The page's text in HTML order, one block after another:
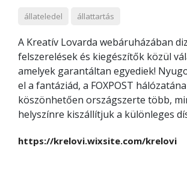
állateledel állattartás
A Kreatív Lovarda webáruházában
felszerelések és kiegészítők közül
amelyek garantáltan egyediek!
el a fantáziád, a FOXPOST
köszönhetően országszerte több,
helyszínre kiszállítjuk a különleges
https://krelovi.wixsite.com/krelovi